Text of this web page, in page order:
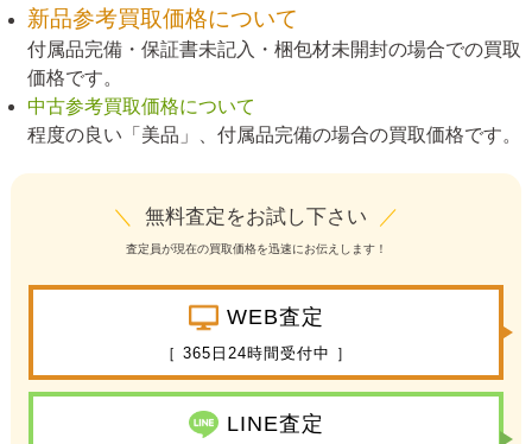
新品参考買取価格について
付属品完備・保証書未記入・梱包材未開封の場合での買取
価格です。
中古参考買取価格について
程度の良い「美品」、付属品完備の場合の買取価格です。
＼ 無料査定をお試し下さい ／
査定員が現在の買取価格を迅速にお伝えします！
WEB査定
［ 365日24時間受付中 ］
LINE査定